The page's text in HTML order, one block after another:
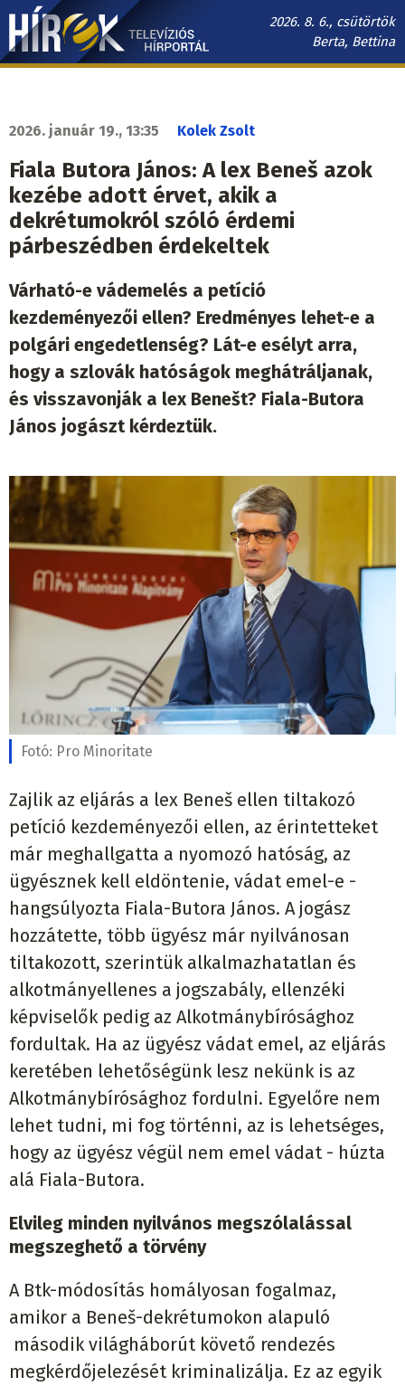
Ugrás
tartalomra
2026. 8. 6., csütörtök
Berta, Bettina
Hírek.sk
navigáció
2026. január 19., 13:35 Kolek Zsolt
Fiala Butora János: A lex Beneš azok
kezébe adott érvet, akik a
dekrétumokról szóló érdemi
párbeszédben érdekeltek
Várható-e vádemelés a petíció
kezdeményezői ellen? Eredményes lehet-e a
polgári engedetlenség? Lát-e esélyt arra,
hogy a szlovák hatóságok meghátráljanak,
és visszavonják a lex Benešt? Fiala-Butora
János jogászt kérdeztük.
Fotó: Pro Minoritate
Zajlik az eljárás a lex Beneš ellen tiltakozó
petíció kezdeményezői ellen, az érintetteket
már meghallgatta a nyomozó hatóság, az
ügyésznek kell eldöntenie, vádat emel-e -
hangsúlyozta Fiala-Butora János. A jogász
hozzátette, több ügyész már nyilvánosan
tiltakozott, szerintük alkalmazhatatlan és
alkotmányellenes a jogszabály, ellenzéki
képviselők pedig az Alkotmánybírósághoz
fordultak. Ha az ügyész vádat emel, az eljárás
keretében lehetőségünk lesz nekünk is az
Alkotmánybírósághoz fordulni. Egyelőre nem
lehet tudni, mi fog történni, az is lehetséges,
hogy az ügyész végül nem emel vádat - húzta
alá Fiala-Butora.
Elvileg minden nyilvános megszólalással
megszeghető a törvény
A Btk-módosítás homályosan fogalmaz,
amikor a Beneš-dekrétumokon alapuló
második világháborút követő rendezés
megkérdőjelezését kriminalizálja. Ez az egyik